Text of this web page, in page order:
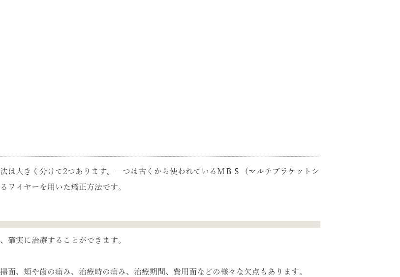
は大きく分けて2つあります。一つは古くから使われているＭＢＳ（マルチブラケットシ
ワイヤーを用いた矯正方法です。
確実に治療することができます。
面、頬や歯の痛み、治療時の痛み、治療期間、費用面などの様々な欠点もあります。